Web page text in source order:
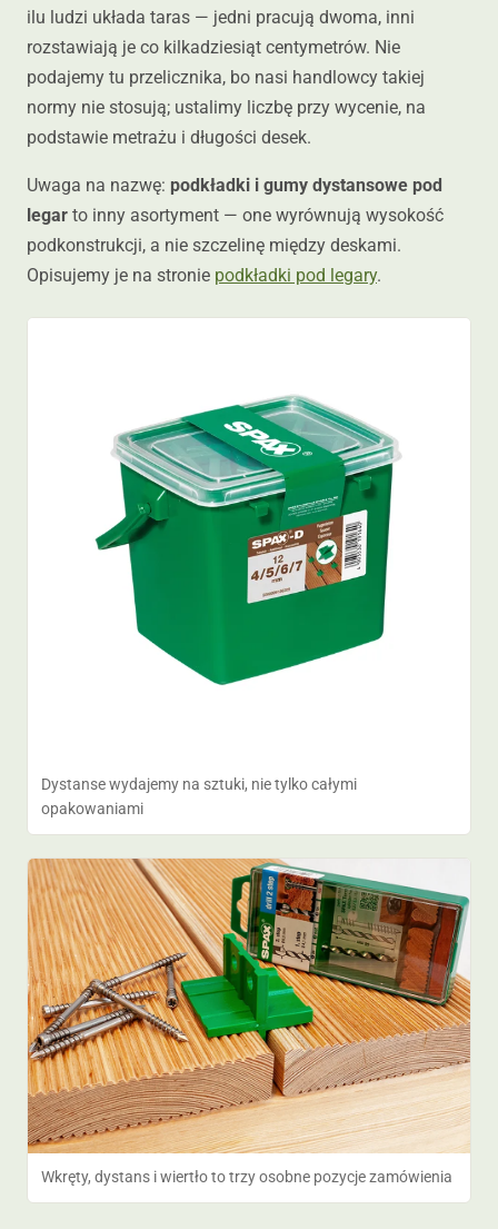
ilu ludzi układa taras — jedni pracują dwoma, inni
rozstawiają je co kilkadziesiąt centymetrów. Nie
podajemy tu przelicznika, bo nasi handlowcy takiej
normy nie stosują; ustalimy liczbę przy wycenie, na
podstawie metrażu i długości desek.
Uwaga na nazwę: podkładki i gumy dystansowe pod
legar to inny asortyment — one wyrównują wysokość
podkonstrukcji, a nie szczelinę między deskami.
Opisujemy je na stronie podkładki pod legary.
Dystanse wydajemy na sztuki, nie tylko całymi
opakowaniami
Wkręty, dystans i wiertło to trzy osobne pozycje zamówienia